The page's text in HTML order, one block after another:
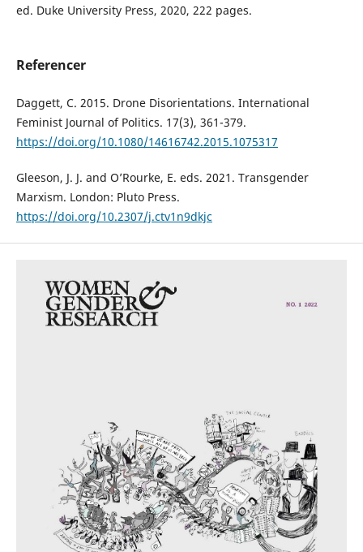
ed. Duke University Press, 2020, 222 pages.
Referencer
Daggett, C. 2015. Drone Disorientations. International
Feminist Journal of Politics. 17(3), 361-379.
https://doi.org/10.1080/14616742.2015.1075317
Gleeson, J. J. and O’Rourke, E. eds. 2021. Transgender
Marxism. London: Pluto Press.
https://doi.org/10.2307/j.ctv1n9dkjc